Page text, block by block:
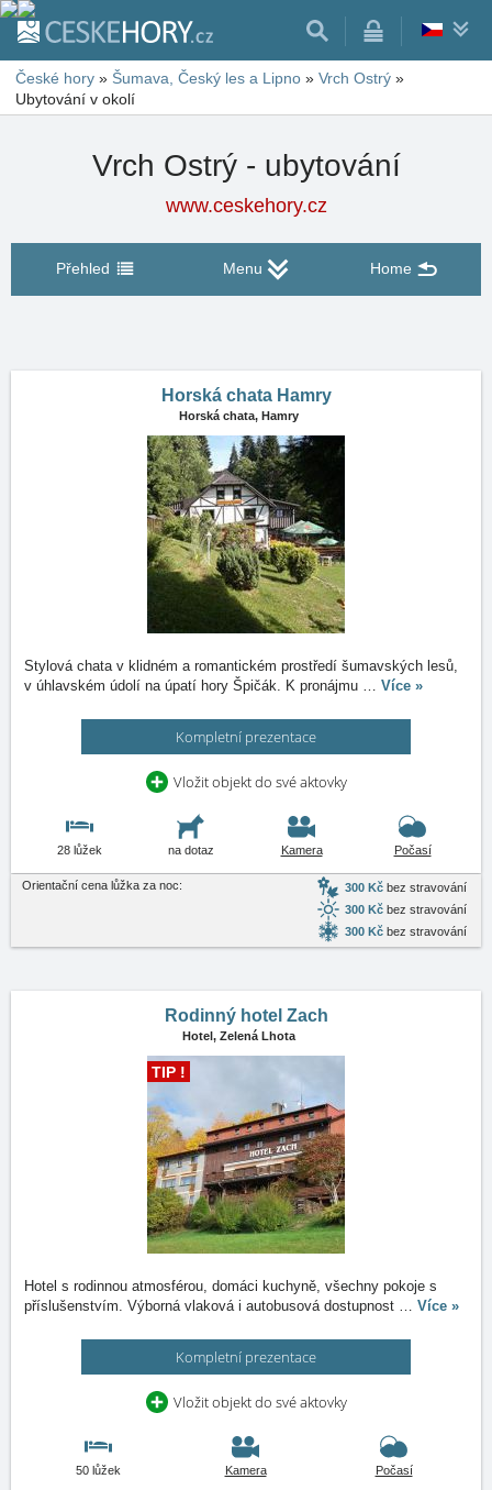
České hory » Šumava, Český les a Lipno » Vrch Ostrý »
Ubytování v okolí
Vrch Ostrý - ubytování
www.ceskehory.cz
Přehled Menu Home
Horská chata Hamry
Horská chata, Hamry
Stylová chata v klidném a romantickém prostředí šumavských lesů,
v úhlavském údolí na úpatí hory Špičák. K pronájmu … Více »
Kompletní prezentace
Vložit objekt do své aktovky
28 lůžek na dotaz Kamera Počasí
Orientační cena lůžka za noc: 300 Kč bez stravování
300 Kč bez stravování
300 Kč bez stravování
Rodinný hotel Zach
Hotel, Zelená Lhota
TIP !
Hotel s rodinnou atmosférou, domáci kuchyně, všechny pokoje s
příslušenstvím. Výborná vlaková i autobusová dostupnost … Více »
Kompletní prezentace
Vložit objekt do své aktovky
50 lůžek Kamera Počasí